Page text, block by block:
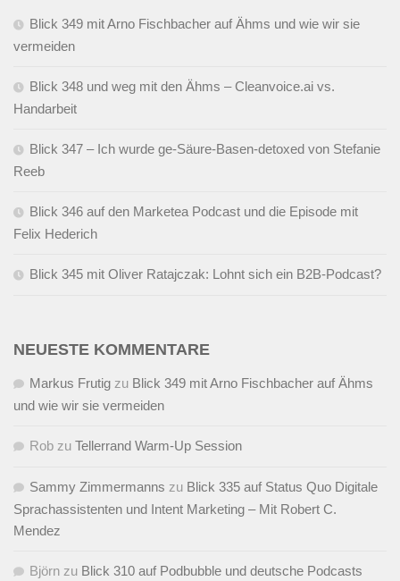
Blick 349 mit Arno Fischbacher auf Ähms und wie wir sie
vermeiden
Blick 348 und weg mit den Ähms – Cleanvoice.ai vs.
Handarbeit
Blick 347 – Ich wurde ge-Säure-Basen-detoxed von Stefanie
Reeb
Blick 346 auf den Marketea Podcast und die Episode mit
Felix Hederich
Blick 345 mit Oliver Ratajczak: Lohnt sich ein B2B-Podcast?
NEUESTE KOMMENTARE
Markus Frutig zu Blick 349 mit Arno Fischbacher auf Ähms
und wie wir sie vermeiden
Rob zu Tellerrand Warm-Up Session
Sammy Zimmermanns zu Blick 335 auf Status Quo Digitale
Sprachassistenten und Intent Marketing – Mit Robert C.
Mendez
Björn zu Blick 310 auf Podbubble und deutsche Podcasts